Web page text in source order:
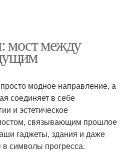
мост между
модное направление, а
соединяет в себе
и эстетическое
связывающим прошлое
гаджеты, здания и даже
символы прогресса.